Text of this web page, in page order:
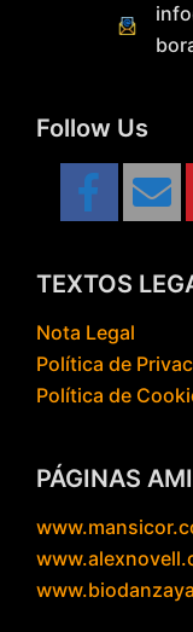
Follow Us
TEXTOS
Nota Legal
Política de
Política de
PÁGINAS